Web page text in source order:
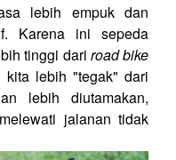
lebih empuk dan
Karena ini sepeda
tinggi dari road bike
kita lebih "tegak" dari
lebih diutamakan,
jalanan tidak